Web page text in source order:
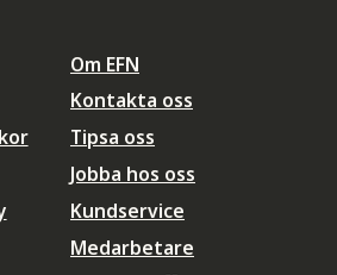
Om EFN
Kontakta oss
Tipsa oss
Jobba hos oss
Kundservice
Medarbetare